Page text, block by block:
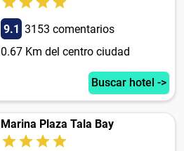
9.1 3153 comentarios
0.67 Km del centro ciudad
Buscar hotel ->
Marina Plaza Tala Bay